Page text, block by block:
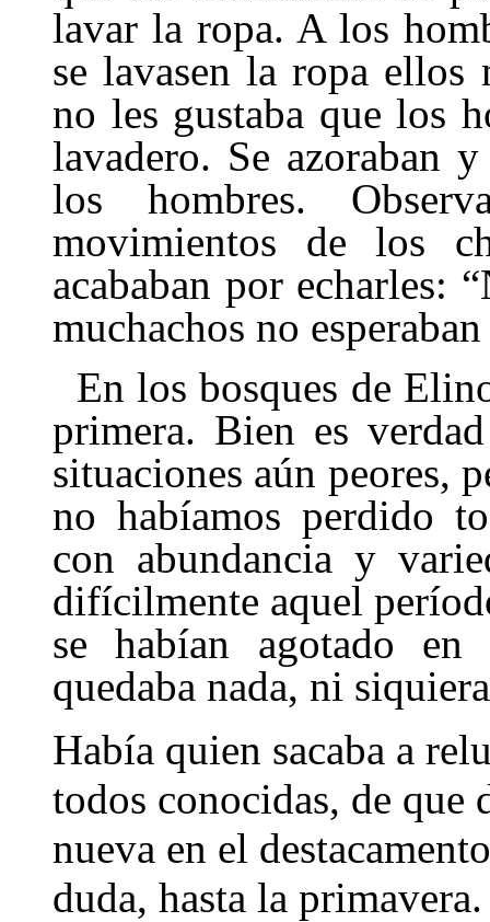
lavar la ropa. A los
se lavasen la ropa ellos
no les gustaba que los
lavadero. Se azoraban
los hombres.
movimientos de los
acababan por echarles:
muchachos no
En los bosques de
primera. Bien es
situaciones aún peores,
no habíamos perdido
con abundancia y
difícilmente aquel
se habían agotado
quedaba nada, ni
Había quien sacaba a
todos conocidas, de que
nueva en el
duda, hasta la